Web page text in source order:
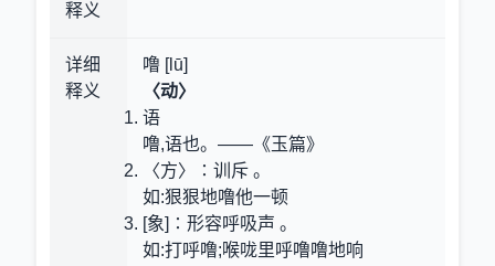
释义
详细
释义
噜 [lū]
〈动〉
语
噜,语也。——《玉篇》
〈方〉∶训斥 。
如:狠狠地噜他一顿
[象]∶形容呼吸声 。
如:打呼噜;喉咙里呼噜噜地响